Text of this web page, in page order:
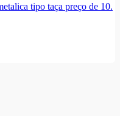
tipo taça preço de 10.